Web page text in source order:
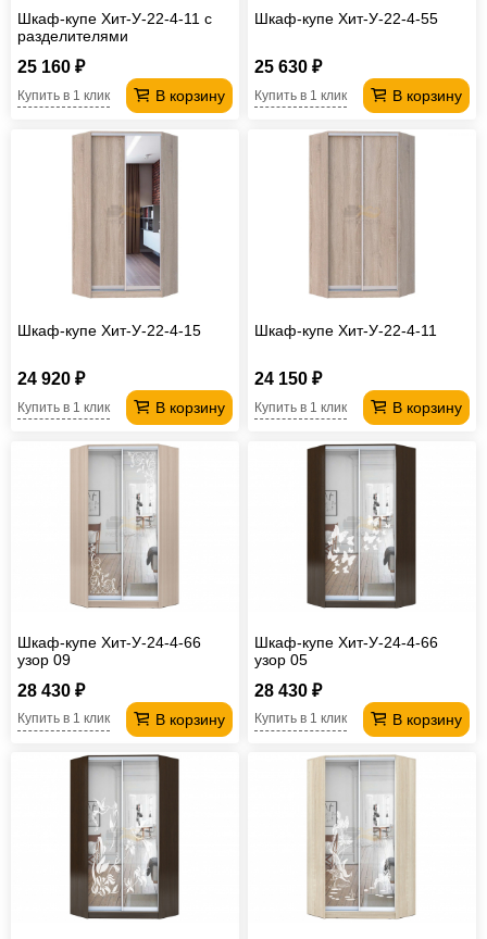
Шкаф-купе Хит-У-22-4-11 с
разделителями
25 160 ₽
В корзину
Купить в 1 клик
Шкаф-купе Хит-У-22-4-55
25 630 ₽
В корзину
Купить в 1 клик
Шкаф-купе Хит-У-22-4-15
24 920 ₽
В корзину
Купить в 1 клик
Шкаф-купе Хит-У-22-4-11
24 150 ₽
В корзину
Купить в 1 клик
Шкаф-купе Хит-У-24-4-66
узор 09
28 430 ₽
В корзину
Купить в 1 клик
Шкаф-купе Хит-У-24-4-66
узор 05
28 430 ₽
В корзину
Купить в 1 клик